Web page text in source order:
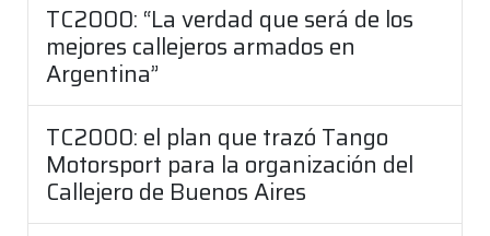
TC2000: “La verdad que será de los
mejores callejeros armados en
Argentina”
TC2000: el plan que trazó Tango
Motorsport para la organización del
Callejero de Buenos Aires